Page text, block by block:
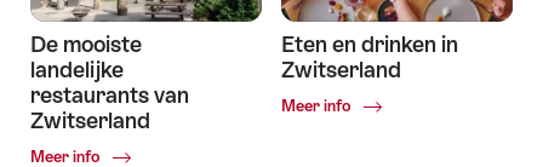
De mooiste
landelijke
restaurants van
Zwitserland
Meer info Common.Of
Eten en drinken in
Zwitserland
Meer info
Common.Of